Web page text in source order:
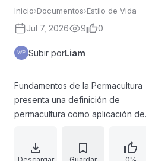
Inicio›Documentos›Estilo de Vida
Jul 7, 2026 9 0
Subir porLiam
Fundamentos de la Permacultura
presenta una definición de
permacultura como aplicación de
universales orientados a planificar,
desarrollar, mantener y preservar
Descargar Guardar 0%